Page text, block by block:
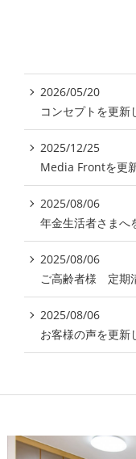
2026/05/20
コンセプトを更新
2025/12/25
Media Frontを更
2025/08/06
年金生活者さまへ
2025/08/06
ご高齢者様 定期
2025/08/06
お客様の声を更新